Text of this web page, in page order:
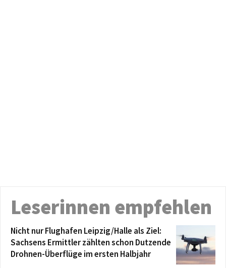
Leserinnen empfehlen
Nicht nur Flughafen Leipzig/Halle als Ziel:
Sachsens Ermittler zählten schon Dutzende
Drohnen-Überflüge im ersten Halbjahr